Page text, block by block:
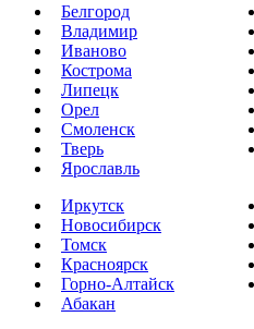
Белгород
Владимир
Иваново
Кострома
Липецк
Орел
Смоленск
Тверь
Ярославль
Иркутск
Новосибирск
Томск
Красноярск
Горно-Алтайск
Абакан